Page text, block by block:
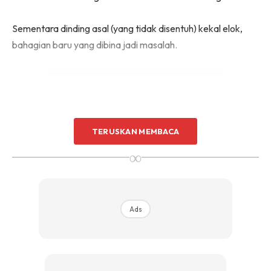
untuk kediaman anda.
Rahsia dari IMPIANA, download sekarang di
Sementara dinding asal (yang tidak disentuh) kekal elok,
bahagian baru yang dibina jadi masalah.
Ads
TERUSKAN MEMBACA
∞
Ads